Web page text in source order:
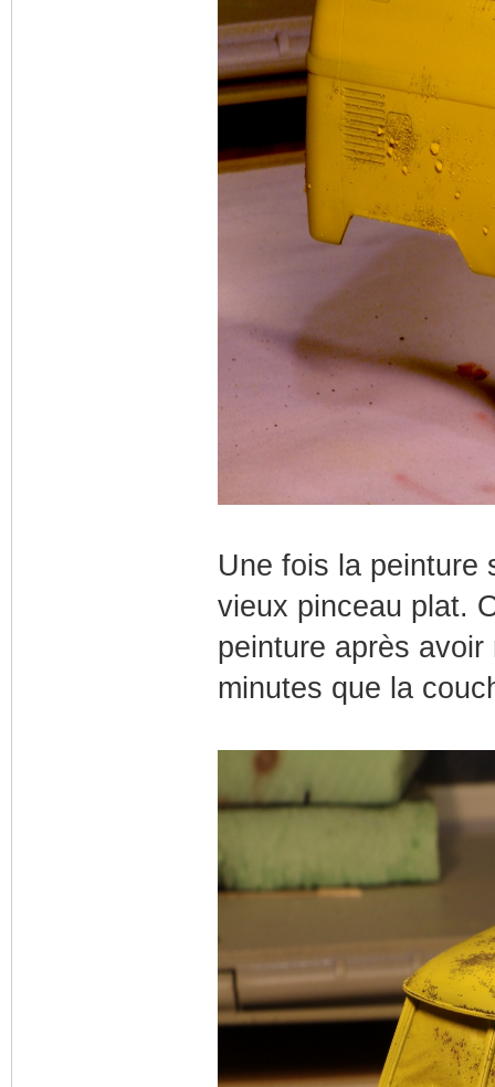
Une fois la peinture
vieux pinceau plat.
peinture après
minutes que la